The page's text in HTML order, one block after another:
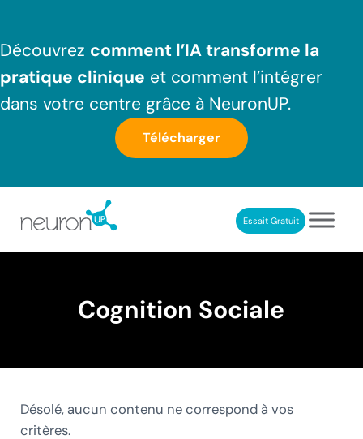
Découvrez comment l’IA transforme la
pratique clinique et comment l’intégrer
dans votre centre grâce à NeuronUP.
Télécharger
Essait Gratuit
Cognition Sociale
Désolé, aucun contenu ne correspond à vos
critères.